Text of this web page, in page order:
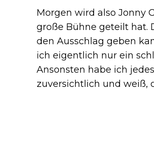
Morgen wird also Jonny
große Bühne geteilt hat.
den Ausschlag geben
ich eigentlich nur ein
Ansonsten habe ich
zuversichtlich und weiß,